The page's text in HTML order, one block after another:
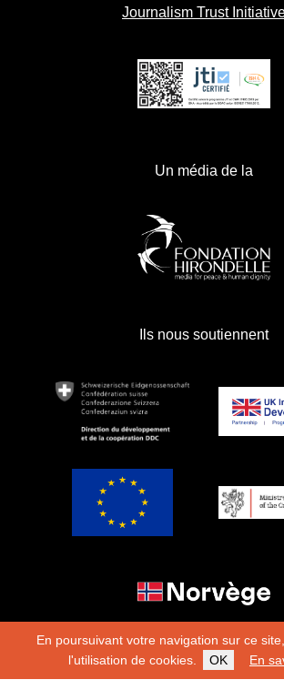
En poursuivant votre navigation sur ce
l'utilisation de cookies.
OK En
Journalism Trust
Un média de la
Ils nous soutiennent